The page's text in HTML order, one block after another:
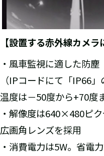
【設置する赤外線カメラ
・風車監視に適した防
（IPコードにて「IP66
温度は－50度から+70度
・解像度は640×480ピ
広画角レンズを採用
・消費電力は5W。省電